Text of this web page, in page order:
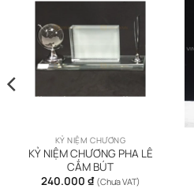
KỶ NIỆM CHƯƠNG
KỶ NIỆM CHƯƠNG PHA LÊ
CẮM BÚT
240.000 ₫ (Chưa VAT)